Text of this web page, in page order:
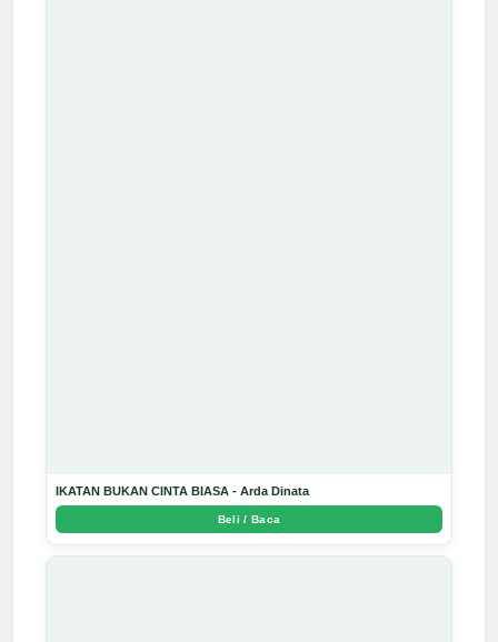
IKATAN BUKAN CINTA BIASA - Arda Dinata
Beli / Baca